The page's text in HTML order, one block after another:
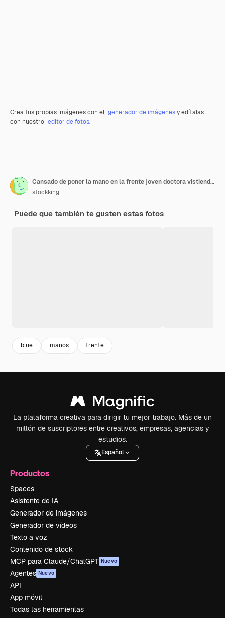
Crea tus propias imágenes con el generador de imágenesy edítalas
con nuestro editor de fotos.
Cansado de poner la mano en la frente joven doctora vistiendo uniforme fith estetoscopio aislado sobre fondo azul.
stockking
Puede que también te gusten estas fotos
blue manos frente
La plataforma creativa para dirigir tu mejor trabajo. Más de un
millón de suscriptores entre creativos, empresas, agencias y
estudios.
Español
Productos
Spaces
Asistente de IA
Generador de imágenes
Generador de vídeos
Texto a voz
Contenido de stock
MCP para Claude/ChatGPT Nuevo
Agentes Nuevo
API
App móvil
Todas las herramientas